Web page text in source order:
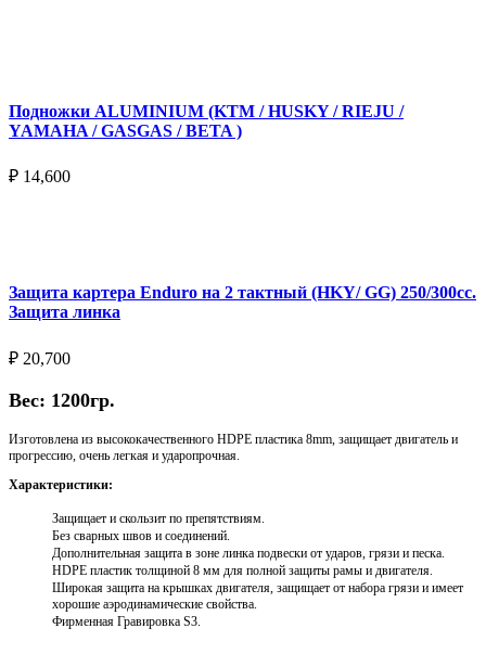
Подножки ALUMINIUM (KTM / HUSKY / RIEJU /
YAMAHA / GASGAS / BETA )
₽ 14,600
Защита картера Enduro на 2 тактный (HKY/ GG) 250/300cc.
Защита линка
₽ 20,700
Вес: 1200гр.
Изготовлена из высококачественного HDPE пластика 8mm, защищает двигатель и
прогрессию, очень легкая и ударопрочная.
Характеристики:
Защищает и скользит по препятствиям.
Без сварных швов и соединений.
Дополнительная защита в зоне линка подвески от ударов, грязи и песка.
HDPE пластик толщиной 8 мм для полной защиты рамы и двигателя.
Широкая защита на крышках двигателя, защищает от набора грязи и имеет
хорошие аэродинамические свойства.
Фирменная Гравировка S3.